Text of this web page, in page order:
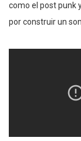
como el post punk
por construir un